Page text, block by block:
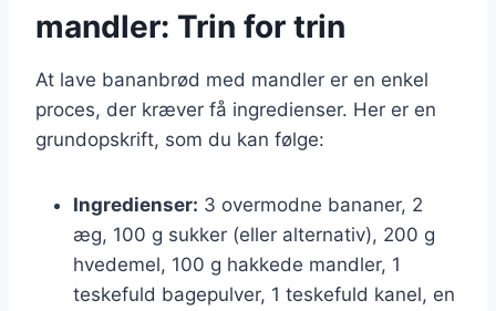
mandler: Trin for trin
At lave bananbrød med mandler er en enkel
proces, der kræver få ingredienser. Her er en
grundopskrift, som du kan følge:
Ingredienser: 3 overmodne bananer, 2
æg, 100 g sukker (eller alternativ), 200 g
hvedemel, 100 g hakkede mandler, 1
teskefuld bagepulver, 1 teskefuld kanel, en